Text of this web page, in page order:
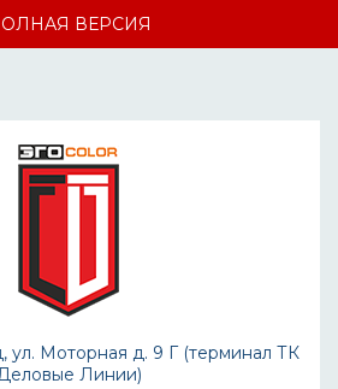
ВЕРСИЯ
ул. Моторная д. 9 Г (терминал ТК
Линии)